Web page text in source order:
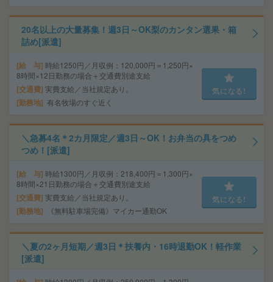
20名以上の大量募集！週3日～OK梨のカンタン選果・箱
詰め[派遣]
給 与 時給1250円／月収例：120,000円＝1,250円×
8時間×12日勤務の場合＋交通費別途支給
交通費 実費支給／当社規定あり。
勤務地 有名牧場のすぐ近く
気になる!
＼急募4名＊2カ月限定／週3日～OK！お弁当の具をつめ
つめ！[派遣]
給 与 時給1300円／月収例：218,400円＝1,300円×
8時間×21日勤務の場合＋交通費別途支給
交通費 実費支給／当社規定あり。
勤務地 《無料駐車場完備》マイカー通勤OK
気になる!
＼夏の2ヶ月短期／週3日＊扶養内・16時退勤OK！軽作業
[派遣]